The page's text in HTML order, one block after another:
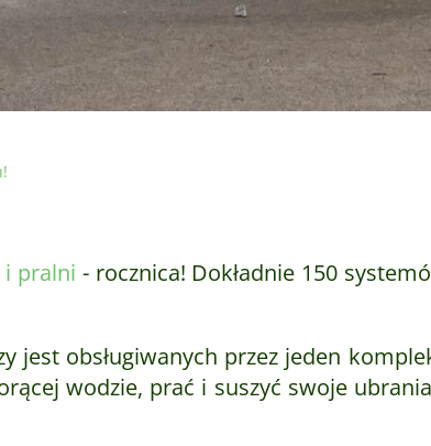
i pralni - rocznica! Dokładnie 150
jest obsługiwanych przez jeden
wodzie, prać i suszyć swoje